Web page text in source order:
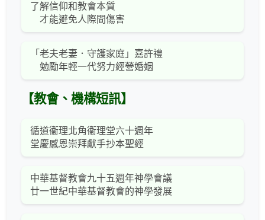
了解信仰和教會本質
才能避免人際間傷害
「老夫老妻．守護家庭」嘉許禮
勉勵年輕一代努力經營婚姻
【教會、機構短訊】
循道衞理北角衞理堂六十週年
堂慶感恩崇拜獻手抄本聖經
中華基督教會九十五週年神學會議
廿一世紀中華基督教會的神學發展